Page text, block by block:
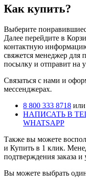
Как купить?
Выберите
Далее перейдите в
контактную
свяжется менеджер для
посылку и отправит на
Cвязаться с нами и
мессенджерах.
8 800 333 8718 или
НАПИСАТЬ В
WHATSAPP
Также вы можете
и Купить в 1 клик.
подтверждения заказа и
Вы можете выбрать